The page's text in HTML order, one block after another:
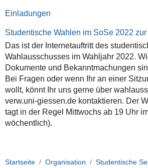
Einladungen
Studentische Wahlen im SoSe 2022
Das ist der Internetauftritt des
Wahlausschusses im Wahljahr 2022.
Dokumente und Bekanntmachungen
Bei Fragen oder wenn Ihr an einer
wollt, könnt Ihr uns gerne über
verw.uni-giessen.de kontaktieren. Der
tagt in der Regel Mittwochs ab 19 Uhr
wöchentlich).
Startseite Organisation Studentische